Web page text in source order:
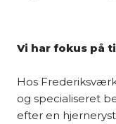
Vi har fokus på
Hos
og specialiseret
efter en